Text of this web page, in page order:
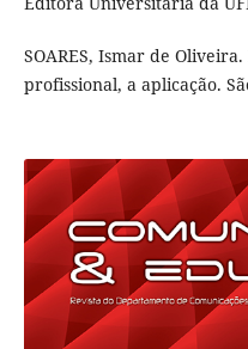
SOARES, Ismar de
profissional, a aplicação.